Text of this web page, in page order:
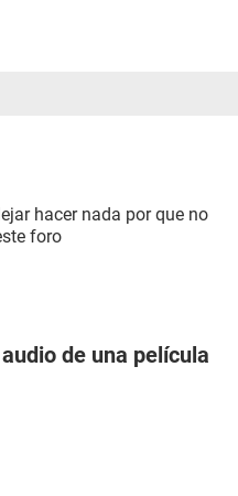
hacer nada por que no
foro
de una película